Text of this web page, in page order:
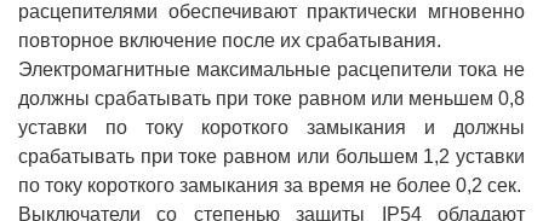
расцепителями обеспечивают практически мгновенно
повторное включение после их срабатывания.
Электромагнитные максимальные расцепители тока не
должны срабатывать при токе равном или меньшем 0,8
уставки по току короткого замыкания и должны
срабатывать при токе равном или большем 1,2 уставки
по току короткого замыкания за время не более 0,2 сек.
Выключатели со степенью защиты IP54 обладают